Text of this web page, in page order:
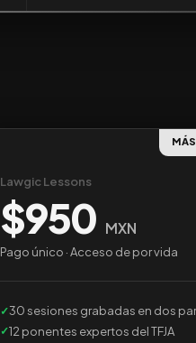
Lawgic Lessons
$950 MXN
Pago único · Acceso de por vida
30 sesiones grabadas en dos
12 ponentes expertos del TFJA